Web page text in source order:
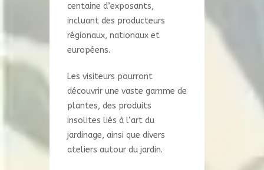
centaine d’exposants,
incluant des producteurs
régionaux, nationaux et
européens.
Les visiteurs pourront
découvrir une vaste gamme de
plantes, des produits
insolites liés à l’art du
jardinage, ainsi que divers
ateliers autour du jardin.